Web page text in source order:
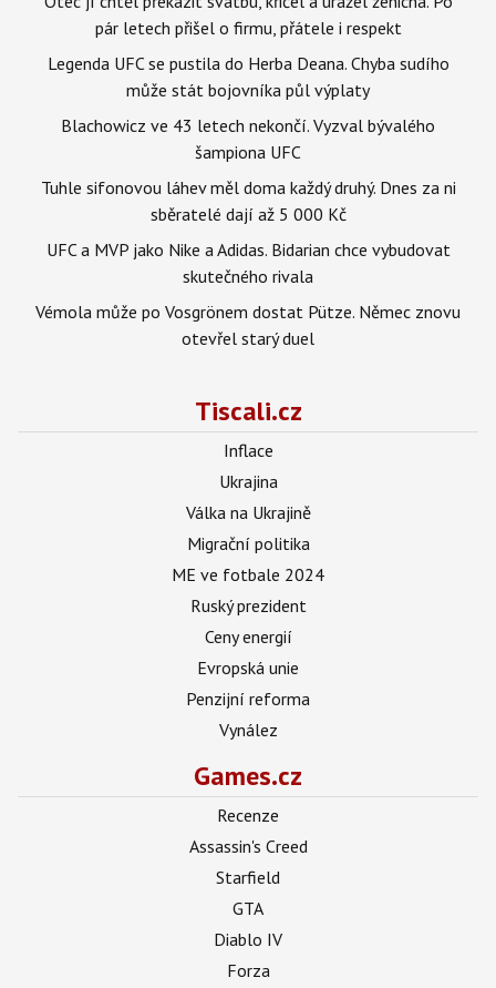
pár letech přišel o firmu, přátele i respekt
Legenda UFC se pustila do Herba Deana. Chyba sudího
může stát bojovníka půl výplaty
Blachowicz ve 43 letech nekončí. Vyzval bývalého
šampiona UFC
Tuhle sifonovou láhev měl doma každý druhý. Dnes za ni
sběratelé dají až 5 000 Kč
UFC a MVP jako Nike a Adidas. Bidarian chce vybudovat
skutečného rivala
Vémola může po Vosgrönem dostat Pütze. Němec znovu
otevřel starý duel
Tiscali.cz
Inflace
Ukrajina
Válka na Ukrajině
Migrační politika
ME ve fotbale 2024
Ruský prezident
Ceny energií
Evropská unie
Penzijní reforma
Vynález
Games.cz
Recenze
Assassin's Creed
Starfield
GTA
Diablo IV
Forza